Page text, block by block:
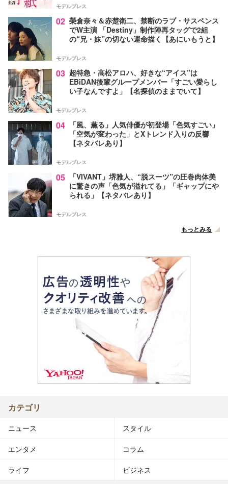
モデルプレス
02 榮倉奈々＆赤楚衛二、禁断のラブ・サスペンス
でW主演 「Destiny」制作陣再タッグで2組
の“兄・妹”の切ない運命描く【あにいもうと】
モデルプレス
03 超特急・高松アロハ、好きな“アイス”は
EBiDAN後輩グループメンバー「すごい愛らし
い子なんですよ」【名探偵のままでいて】
モデルプレス
04
「風、薫る」人気俳優が初登場「色気すごい」
「空気が変わった」とXトレンド入りの反響
【ネタバレあり】
モデルプレス
05
「VIVANT」堺雅人、“脱スーツ”の圧巻肉体美
に驚きの声「色気が溢れてる」「ギャップにや
られる」【ネタバレあり】
モデルプレス
もっとみる
カテゴリ
ニュース スタイル
エンタメ コラム
ライフ ビジネス